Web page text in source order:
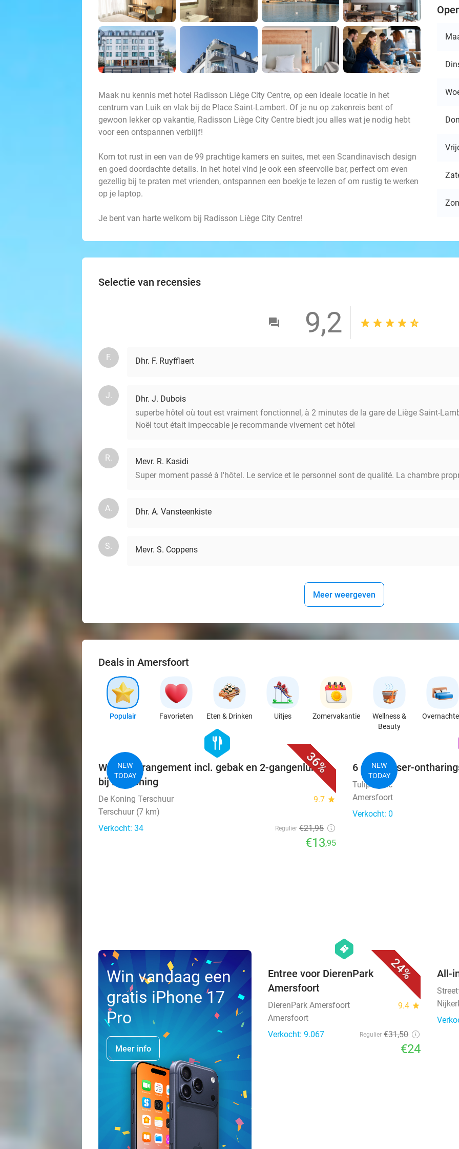
Maak nu kennis met hotel Radisson Liège City Centre, op een ideale locatie in het
centrum van Luik en vlak bij de Place Saint-Lambert. Of je nu op zakenreis bent of
gewoon lekker op vakantie, Radisson Liège City Centre biedt jou alles wat je nodig hebt
voor een ontspannen verblijf!
Kom tot rust in een van de 99 prachtige kamers en suites, met een Scandinavisch design
en goed doordachte details. In het hotel vind je ook een sfeervolle bar, perfect om even
gezellig bij te praten met vrienden, ontspannen een boekje te lezen of om rustig te werken
op je laptop.
Je bent van harte welkom bij Radisson Liège City Centre!
Selectie van recensies
9,2
F. Dhr. F. Ruyfflaert
J.
Dhr. J. Dubois
superbe hôtel où tout est vraiment fonctionnel, à 2 minutes de la gare de Liège Saint-
Noël tout était impeccable je recommande vivement cet hôtel
R.
Mevr. R. Kasidi
Super moment passé à l'hôtel. Le service et le personnel sont de qualité. La chambre
A. Dhr. A. Vansteenkiste
S. Mevr. S. Coppens
Meer weergeven
Deals in Amersfoort
Populair Favorieten Eten & Drinken Uitjes Zomervakantie
Wellness &
Beauty
36%
NEW
TODAY
hexagon
food
Wandelarrangement incl. gebak en 2-gangenlunch
bij De Koning
De Koning Terschuur 9.7 star
Terschuur (7 km)
Verkocht: 34
Regulier €21,95
€13,95
NEW
TODAY
6 diode laser-
Tulip Clinic
Amersfoort
Verkocht: 0
Win vandaag een
gratis iPhone 17
Pro
Meer info
24%
hexagon
events
Entree voor DierenPark
Amersfoort
DierenPark Amersfoort 9.4 star
Amersfoort
Verkocht: 9.067
Regulier €31,50
€24
All-